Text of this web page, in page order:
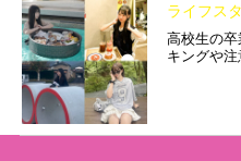
ライフス
高校生の
キングや